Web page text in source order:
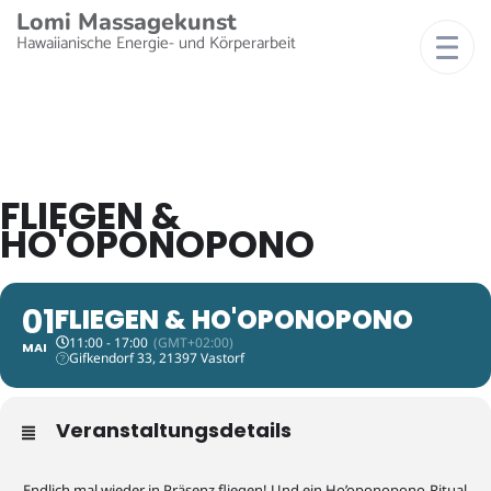
Lomi Massagekunst
Hawaiianische Energie- und Körperarbeit
FLIEGEN &
HO'OPONOPONO
01
MAI
FLIEGEN & HO'OPONOPONO
11:00 - 17:00 (GMT+02:00)
Gifkendorf 33, 21397 Vastorf
Veranstaltungsdetails